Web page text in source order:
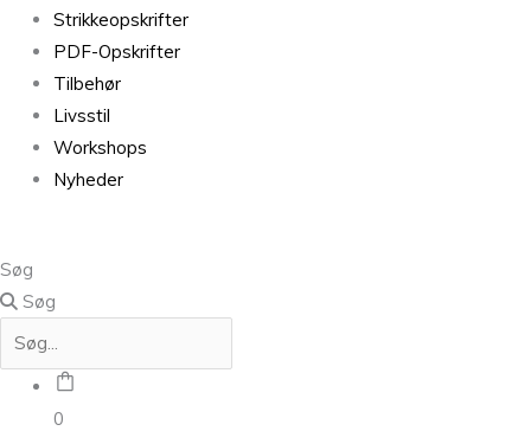
Strikkeopskrifter
PDF-Opskrifter
Tilbehør
Livsstil
Workshops
Nyheder
Søg
Søg
0